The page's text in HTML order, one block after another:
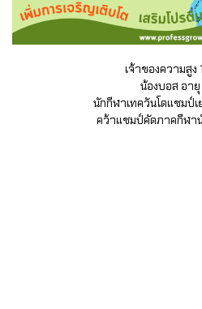
เจ้าของความสูง
น้องบอส อายุ
นักกีฬาเทควันโดแชมป์
คว้าแชมป์คัดภาคกีฬา